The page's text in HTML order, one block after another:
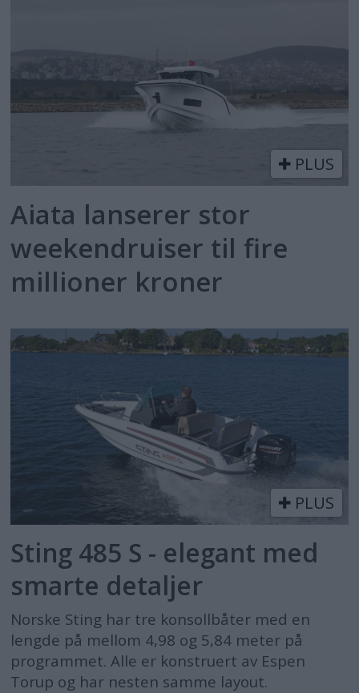
PLUS
Aiata lanserer stor
weekendruiser til fire
millioner kroner
PLUS
Sting 485 S - elegant med
smarte detaljer
Norske Sting har tre konsollbåter med en
lengde på mellom 4,98 og 5,84 meter på
programmet. Alle er konstruert av Espen
Torup og har nesten samme layout.